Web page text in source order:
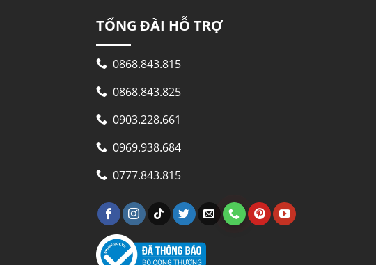
TỔNG ĐÀI HỖ TRỢ
0868.843.815
0868.843.825
0903.228.661
0969.938.684
0777.843.815